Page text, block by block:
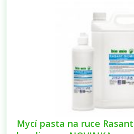
Mycí pasta na ruce